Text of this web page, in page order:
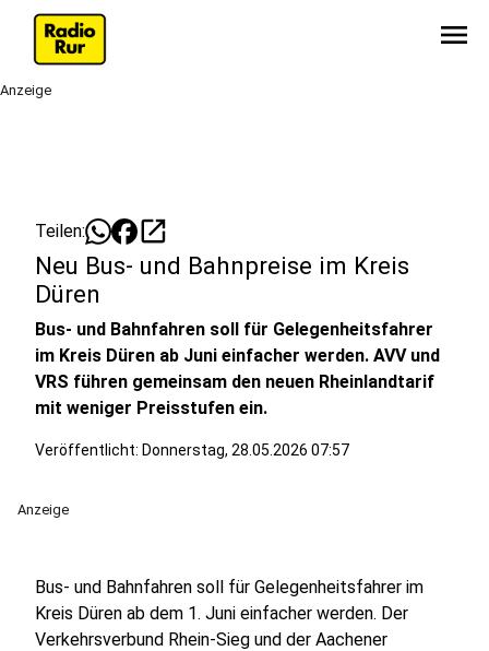
menu
Anzeige
Teilen: open_in_new
Neu Bus- und Bahnpreise im Kreis
Düren
Bus- und Bahnfahren soll für Gelegenheitsfahrer
im Kreis Düren ab Juni einfacher werden. AVV und
VRS führen gemeinsam den neuen Rheinlandtarif
mit weniger Preisstufen ein.
Veröffentlicht: Donnerstag, 28.05.2026 07:57
Anzeige
Bus- und Bahnfahren soll für Gelegenheitsfahrer im
Kreis Düren ab dem 1. Juni einfacher werden. Der
Verkehrsverbund Rhein-Sieg und der Aachener